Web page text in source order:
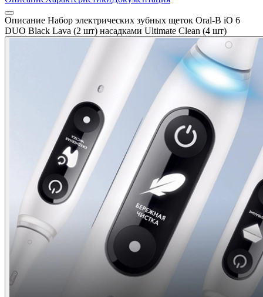
Описание Набор электрических зубных щеток Oral-B iO 6
DUO Black Lava (2 шт) насадками Ultimate Clean (4 шт)